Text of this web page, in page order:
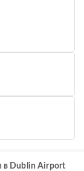
в Dublin Airport